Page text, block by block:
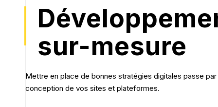
sur-mesure
Mettre en place de bonnes stratégies digitales passe par
conception de vos sites et plateformes.